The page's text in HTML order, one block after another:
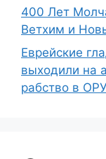
400 Лет
Ветхим и
Еврейские
выходили на
рабство в